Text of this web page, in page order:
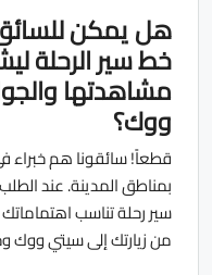
هل يمكن
خط سير الرحلة
مشاهدتها
ووك؟
قطعاً! سائقونا هم خبراء
بمناطق المدينة. عند
سير رحلة تناسب
من زيارتك إلى سيتي ووك